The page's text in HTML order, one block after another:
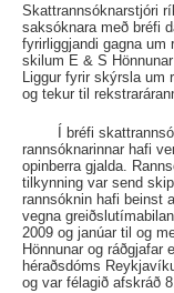
Skattrannsóknarstjóri
saksóknara með bréfi
fyrirliggjandi gagna
skilum E & S
Liggur fyrir skýrsla um
og tekur til
Í bréfi
rannsóknarinnar hafi
opinberra gjalda.
tilkynning var send
rannsóknin hafi beinst
vegna
2009 og janúar til og
Hönnunar og ráðgjafar
héraðsdóms
og var félagið afskráð